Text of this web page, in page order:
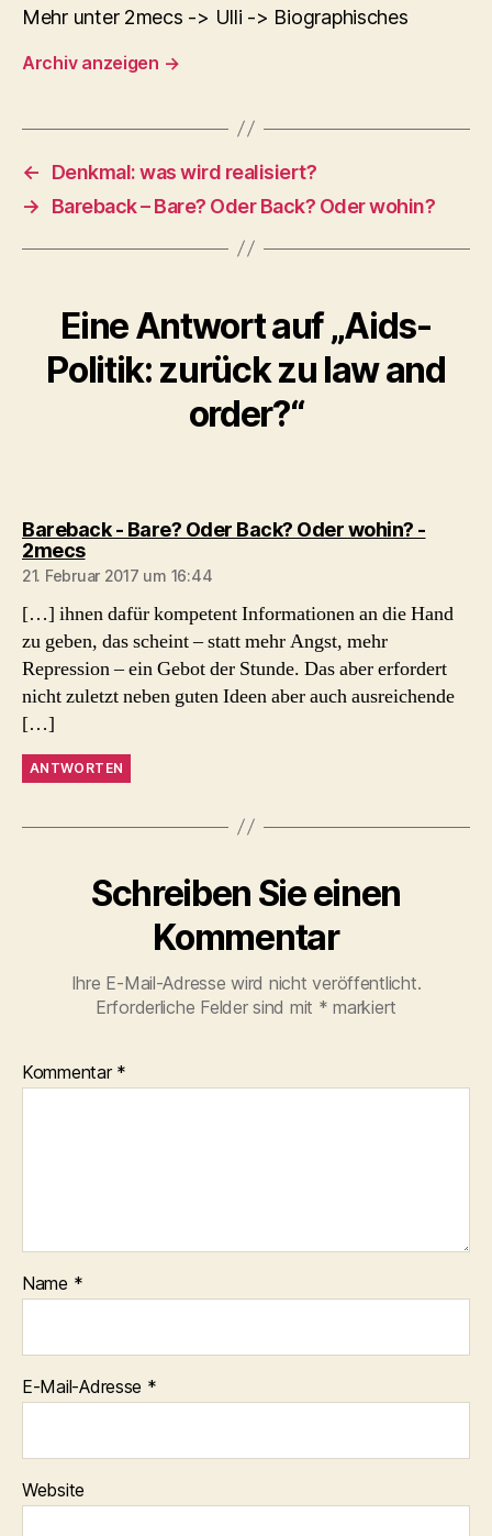
Mehr unter 2mecs -> Ulli -> Biographisches
Archiv anzeigen →
←
Denkmal: was wird realisiert?
→
Bareback – Bare? Oder Back? Oder wohin?
Eine Antwort auf „Aids-
Politik: zurück zu law and
order?“
Bareback - Bare? Oder Back? Oder wohin? -
2mecssagt:
21. Februar 2017 um 16:44
[…] ihnen dafür kompetent Informationen an die Hand
zu geben, das scheint – statt mehr Angst, mehr
Repression – ein Gebot der Stunde. Das aber erfordert
nicht zuletzt neben guten Ideen aber auch ausreichende
[…]
ANTWORTEN
Schreiben Sie einen
Kommentar
Ihre E-Mail-Adresse wird nicht veröffentlicht.
Erforderliche Felder sind mit * markiert
Kommentar *
Name *
E-Mail-Adresse *
Website